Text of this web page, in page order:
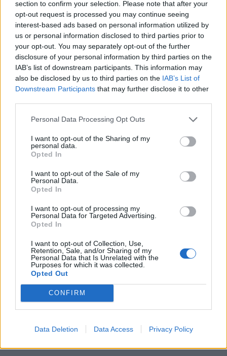
section to confirm your selection. Please note that after your
opt-out request is processed you may continue seeing
interest-based ads based on personal information utilized by
us or personal information disclosed to third parties prior to
your opt-out. You may separately opt-out of the further
disclosure of your personal information by third parties on the
IAB’s list of downstream participants. This information may
also be disclosed by us to third parties on the IAB’s List of
Downstream Participants that may further disclose it to other
Personal Data Processing Opt Outs
I want to opt-out of the Sharing of my
personal data.
Opted In
I want to opt-out of the Sale of my
Personal Data.
Opted In
I want to opt-out of processing my
Personal Data for Targeted Advertising.
Opted In
I want to opt-out of Collection, Use,
Retention, Sale, and/or Sharing of my
Personal Data that Is Unrelated with the
Purposes for which it was collected.
Opted Out
CONFIRM
Data Deletion Data Access Privacy Policy